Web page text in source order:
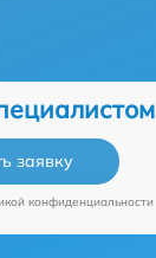
заявку
конфиденциальности